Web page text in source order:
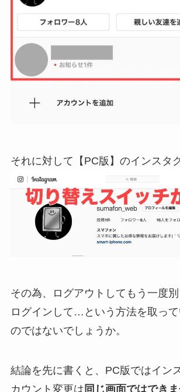
それに対して【PC版】のインスタ
その為、ログアウトしてもう一度
ログインして…という方法を取っ
のではないでしょうか。
結論を先に書くと、PC版ではイン
カウント変更は 同じ画面ではできま